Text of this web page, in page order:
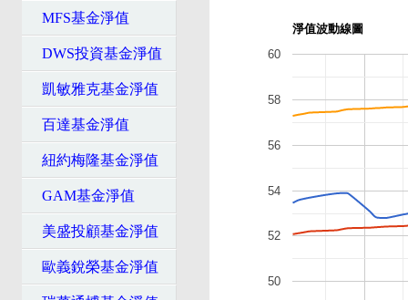
MFS基金淨值
DWS投資基金淨值
凱敏雅克基金淨值
百達基金淨值
紐約梅隆基金淨值
GAM基金淨值
美盛投顧基金淨值
歐義銳榮基金淨值
淨值波動線圖
50
52
54
56
58
60